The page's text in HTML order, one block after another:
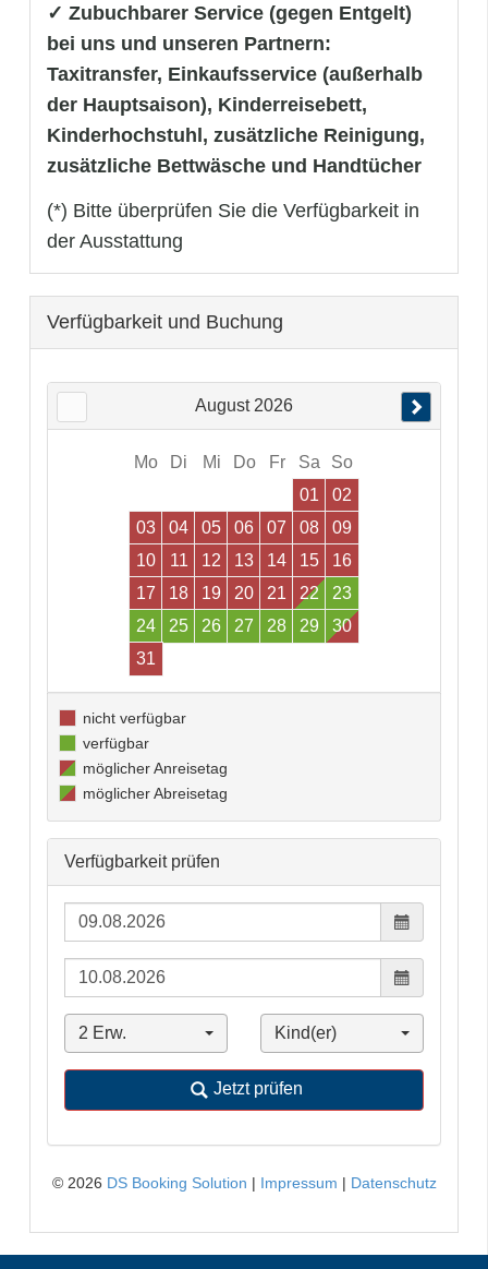
✓ Zubuchbarer Service (gegen Entgelt)
bei uns und unseren Partnern:
Taxitransfer, Einkaufsservice (außerhalb
der Hauptsaison), Kinderreisebett,
Kinderhochstuhl, zusätzliche Reinigung,
zusätzliche Bettwäsche und Handtücher
(*) Bitte überprüfen Sie die Verfügbarkeit in
der Ausstattung
Verfügbarkeit und Buchung